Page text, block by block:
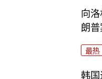
向
朗
最热
韩